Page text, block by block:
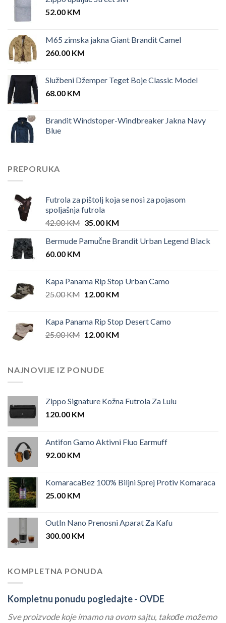
52.00 KM
M65 zimska jakna Giant Brandit Camel
260.00 KM
Službeni Džemper Teget Boje Classic Model
68.00 KM
Brandit Windstoper-Windbreaker Jakna Navy
Blue
PREPORUKA
Futrola za pištolj koja se nosi za pojasom
spoljašnja futrola
42.00KM Original
was:
35.00 KMCurrent
is:
Bermude Pamučne Brandit Urban Legend Black
60.00 KM
Kapa Panama Rip Stop Urban Camo
25.00KM Original
25.00 KM.
12.00 KMCurrent
12.00 KM.
Kapa Panama Rip Stop Desert Camo
25.00KM Original
25.00 KM.
12.00 KMCurrent
NAJNOVIJE IZ PONUDE
Zippo Signature Kožna Futrola Za Lulu
120.00 KM
Antifon Gamo Aktivni Fluo Earmuff
92.00 KM
KomaracaBez 100% Biljni Sprej Protiv Komaraca
25.00 KM
OutIn Nano Prenosni Aparat Za Kafu
300.00 KM
KOMPLETNA PONUDA
Kompletnu ponudu pogledajte - OVDE
Sve proizvode koje imamo na ovom sajtu, takođe možemo